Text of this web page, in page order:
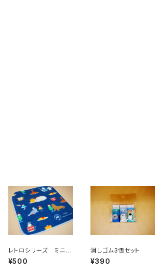
レトロシリーズ ミニタ
オル
¥500
消しゴム3個セット
¥390